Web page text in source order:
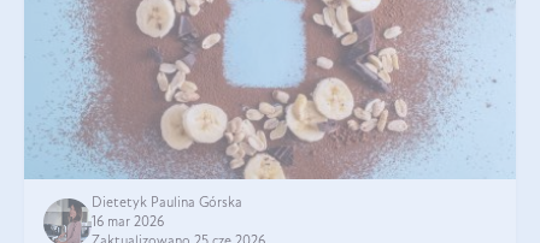
Dietetyk Paulina Górska
16 mar 2026